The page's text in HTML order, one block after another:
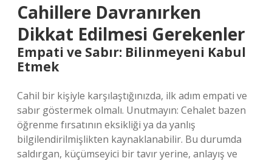
Cahillere Davranırken
Dikkat Edilmesi Gerekenler
Empati ve Sabır: Bilinmeyeni Kabul
Etmek
Cahil bir kişiyle karşılaştığınızda, ilk adım empati ve
sabır göstermek olmalı. Unutmayın: Cehalet bazen
öğrenme fırsatının eksikliği ya da yanlış
bilgilendirilmişlikten kaynaklanabilir. Bu durumda
saldırgan, küçümseyici bir tavır yerine, anlayış ve